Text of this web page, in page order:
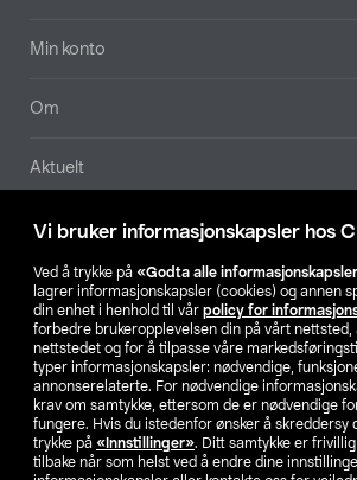
Vi bruker informasjonskapsler hos
Ved å trykke på «Godta alle
lagrer informasjonskapsler (cookies) og annen
din enhet i henhold til vår policy for
forbedre brukeropplevelsen din på vårt nettsted,
nettstedet og for å tilpasse våre
typer informasjonskapsler: nødvendige,
annonserelaterte. For nødvendige
krav om samtykke, ettersom de er nødvendige
fungere. Hvis du istedenfor ønsker å skreddersy
trykke på «Innstillinger». Ditt samtykke er
tilbake når som helst ved å endre dine
Min konto
Om
Aktuelt
Våre selskaper
Finn din butikk
SE NO FI